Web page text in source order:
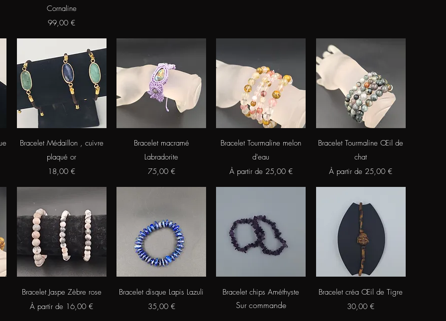
Cornaline
Prix
99,00 €
Aperçu rapide
Bracelet Médaillon , cuivre
plaqué or
Prix
18,00 €
Aperçu rapide
Bracelet macramé
Labradorite
Prix
75,00 €
Aperçu rapide
Bracelet Tourmaline melon
d'eau
À partir de 25,00 €
Prix promotionnel
Aperçu rapide
Bracelet Tourmaline Œil de
chat
À partir de 25,00 €
Prix promotionnel
Aperçu rapide
Bracelet Jaspe Zèbre rose
À partir de 16,00 €
Prix promotionnel
Aperçu rapide
Bracelet disque Lapis Lazuli
Prix
35,00 €
Aperçu rapide
Bracelet chips Améthyste
Sur commande
Aperçu rapide
Bracelet créa Œil de Tigre
Prix
30,00 €